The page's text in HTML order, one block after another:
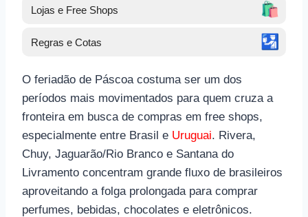
Lojas e Free Shops 🛍️
Regras e Cotas 🛂
O feriadão de Páscoa costuma ser um dos
períodos mais movimentados para quem cruza a
fronteira em busca de compras em free shops,
especialmente entre Brasil e Uruguai. Rivera,
Chuy, Jaguarão/Rio Branco e Santana do
Livramento concentram grande fluxo de brasileiros
aproveitando a folga prolongada para comprar
perfumes, bebidas, chocolates e eletrônicos.